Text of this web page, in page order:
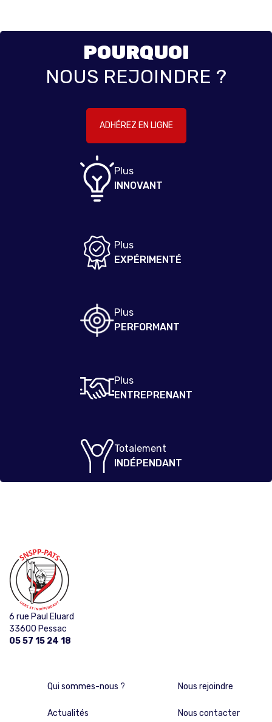
POURQUOI
NOUS REJOINDRE ?
ADHÉREZ EN LIGNE
Plus
INNOVANT
Plus
EXPÉRIMENTÉ
Plus
PERFORMANT
Plus
ENTREPRENANT
Totalement
INDÉPENDANT
6 rue Paul Eluard
33600 Pessac
05 57 15 24 18
Qui sommes-nous ?
Actualités
Nous rejoindre
Nous contacter